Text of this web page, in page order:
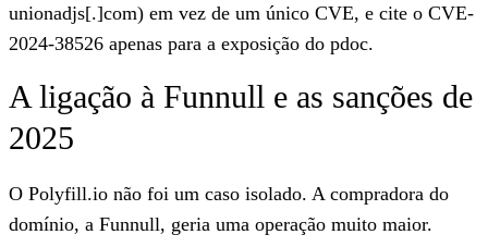
unionadjs[.]com) em vez de um único CVE, e cite o CVE-
2024-38526 apenas para a exposição do pdoc.
A ligação à Funnull e as sanções de
2025
O Polyfill.io não foi um caso isolado. A compradora do
domínio, a Funnull, geria uma operação muito maior.